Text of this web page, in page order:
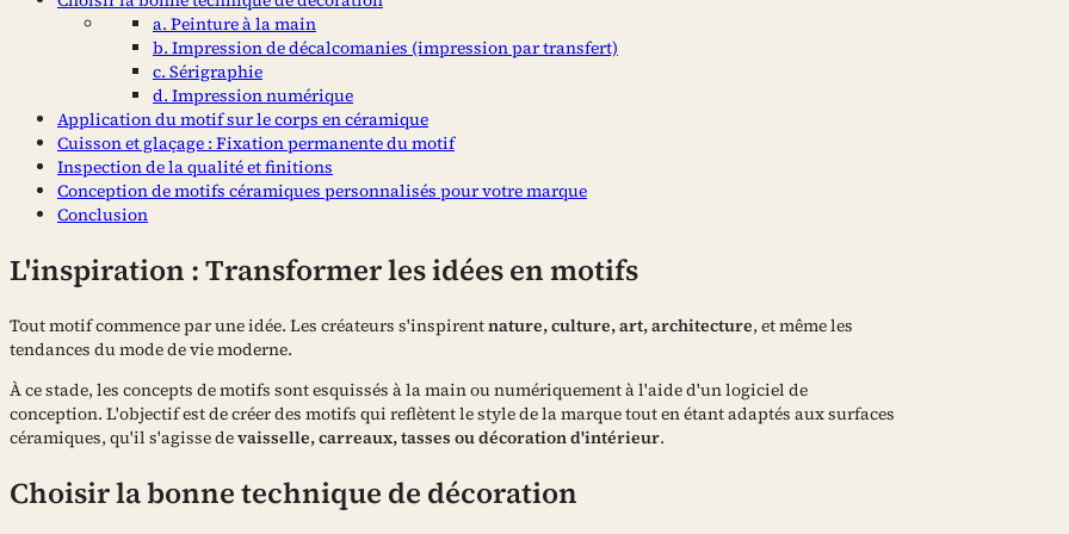
a. Peinture à la main
b. Impression de décalcomanies (impression par transfert)
c. Sérigraphie
d. Impression numérique
Application du motif sur le corps en céramique
Cuisson et glaçage : Fixation permanente du motif
Inspection de la qualité et finitions
Conception de motifs céramiques personnalisés pour votre marque
Conclusion
L'inspiration : Transformer les idées en motifs
Tout motif commence par une idée. Les créateurs s'inspirentnature, culture, art, architecture, et même les
tendances du mode de vie moderne.
À ce stade, les concepts de motifs sont esquissés à la main ou numériquement à l'aide d'un logiciel de
conception. L'objectif est de créer des motifs qui reflètent le style de la marque tout en étant adaptés aux surfaces
céramiques, qu'il s'agisse devaisselle, carreaux, tasses ou décoration d'intérieur.
Choisir la bonne technique de décoration